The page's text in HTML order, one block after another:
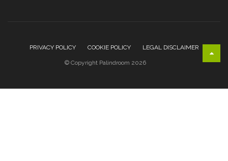
PRIVACY POLICY COOKIE POLICY LEGAL DISCLAIMER
© Copyright Palindroom 2026